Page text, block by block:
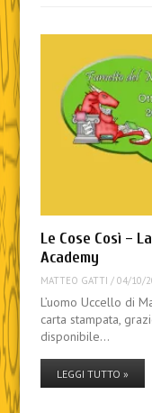
Le Cose Così –
Academy
MATTEO GATTI / 04/10/
L’uomo Uccello di
carta stampata,
disponibile…
LEGGI TUTTO »